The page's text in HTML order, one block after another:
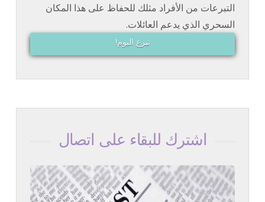
التبرعات من الأفراد مثلك للحفاظ على هذا المكان
السحري الذي يدعم العائلات.
تبرع اليوم!
اشترك للبقاء على اتصال